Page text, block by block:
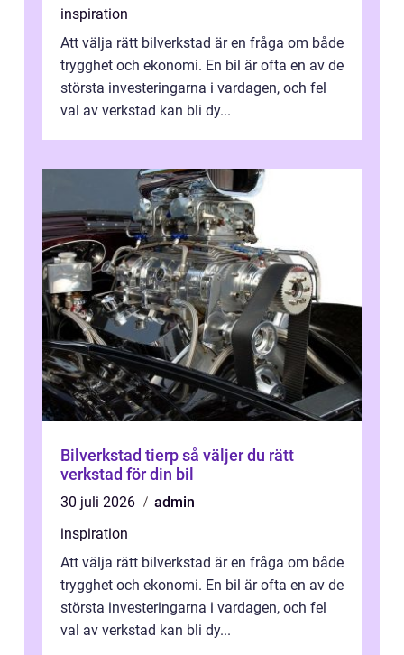
inspiration
Att välja rätt bilverkstad är en fråga om både
trygghet och ekonomi. En bil är ofta en av de
största investeringarna i vardagen, och fel
val av verkstad kan bli dy...
Bilverkstad tierp så väljer du rätt
verkstad för din bil
30 juli 2026
admin
inspiration
Att välja rätt bilverkstad är en fråga om både
trygghet och ekonomi. En bil är ofta en av de
största investeringarna i vardagen, och fel
val av verkstad kan bli dy...